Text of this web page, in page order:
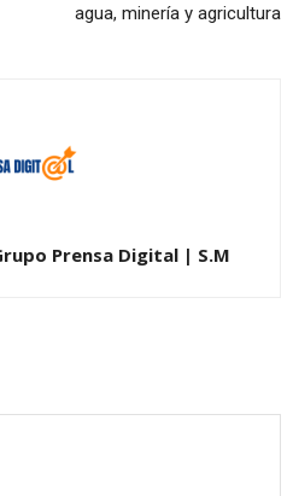
agua, minería y agricultura
Prensa Digital | S.M